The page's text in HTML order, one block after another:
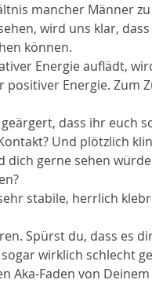
mancher Männer
wird uns klar,
können.
Energie auflädt,
positiver Energie. Zum
dass ihr euch
Und plötzlich
dich gerne sehen
stabile, herrlich
Spürst du, dass es
wirklich schlecht
Aka-Faden von Deinem